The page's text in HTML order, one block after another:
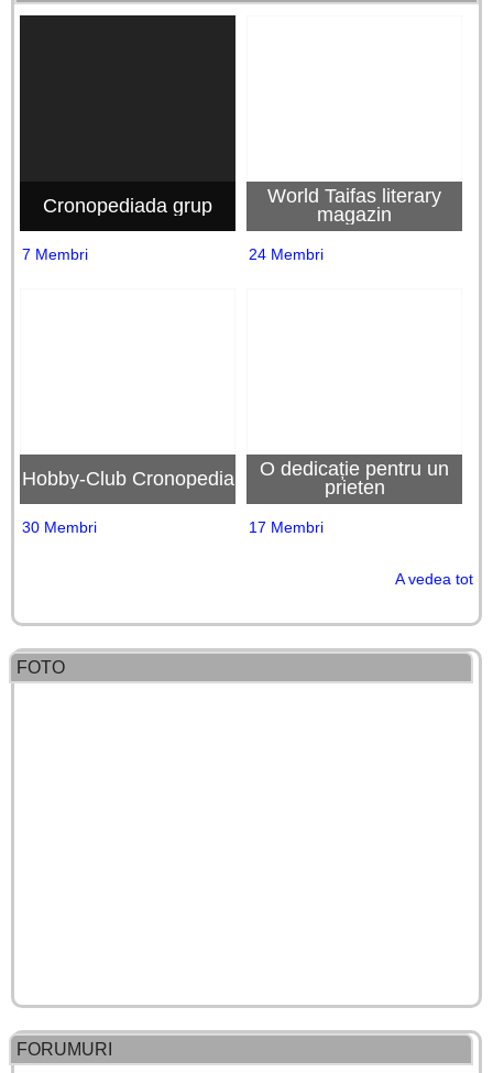
Cronopediada grup
7 Membri
World Taifas literary
magazin
24 Membri
Hobby-Club Cronopedia
30 Membri
O dedicație pentru un
prieten
17 Membri
A vedea tot
FOTO
FORUMURI